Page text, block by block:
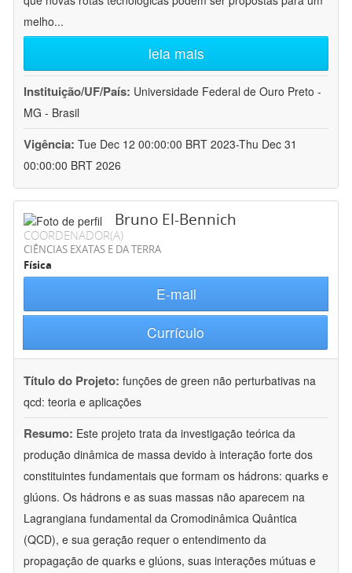
melho...
leia mais
Instituição/UF/País: Universidade Federal de Ouro Preto -
MG - Brasil
Vigência: Tue Dec 12 00:00:00 BRT 2023-Thu Dec 31
00:00:00 BRT 2026
Bruno El-Bennich
COORDENADOR(A)
CIÊNCIAS EXATAS E DA TERRA
Física
E-mail
Currículo
Título do Projeto: funções de green não perturbativas na
qcd: teoria e aplicações
Resumo: Este projeto trata da investigação teórica da
produção dinâmica de massa devido à interação forte dos
constituintes fundamentais que formam os hádrons: quarks e
glúons. Os hádrons e as suas massas não aparecem na
Lagrangiana fundamental da Cromodinâmica Quântica
(QCD), e sua geração requer o entendimento da
propagação de quarks e glúons, suas interações mútuas e